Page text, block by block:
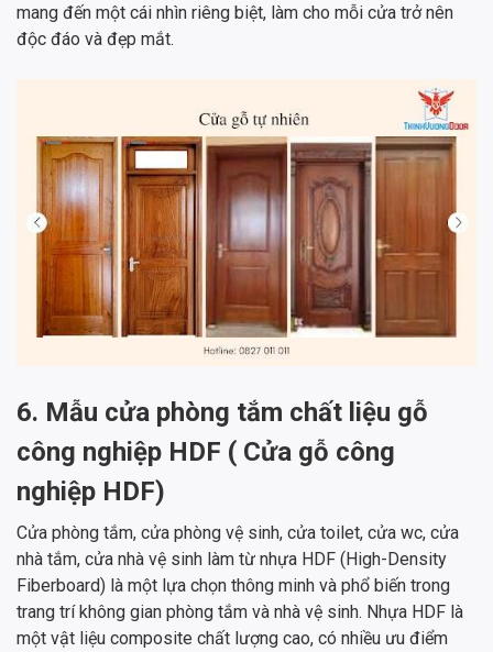
mang đến một cái nhìn riêng biệt, làm cho mỗi cửa trở nên
độc đáo và đẹp mắt.
6. Mẫu cửa phòng tắm chất liệu gỗ
công nghiệp HDF ( Cửa gỗ công
nghiệp HDF)
Cửa phòng tắm, cửa phòng vệ sinh, cửa toilet, cửa wc, cửa
nhà tắm, cửa nhà vệ sinh làm từ nhựa HDF (High-Density
Fiberboard) là một lựa chọn thông minh và phổ biến trong
trang trí không gian phòng tắm và nhà vệ sinh. Nhựa HDF là
một vật liệu composite chất lượng cao, có nhiều ưu điểm